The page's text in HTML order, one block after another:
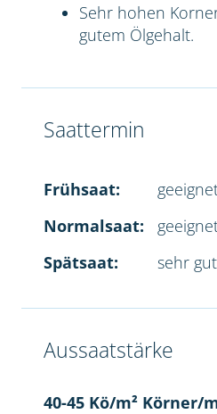
Sehr hohen
gutem Ölgehalt.
Saattermin
Frühsaat:
Normalsaat:
Spätsaat:
sehr
Aussaatstärke
40-45 Kö/m² Körner/